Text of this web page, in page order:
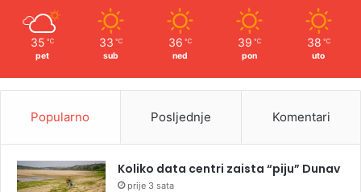
35 ℃
pet
33 ℃
sub
36 ℃
ned
39 ℃
pon
38 ℃
uto
Popularno Posljednje Komentari
Koliko data centri zaista “piju” Dunav
prije 3 sata